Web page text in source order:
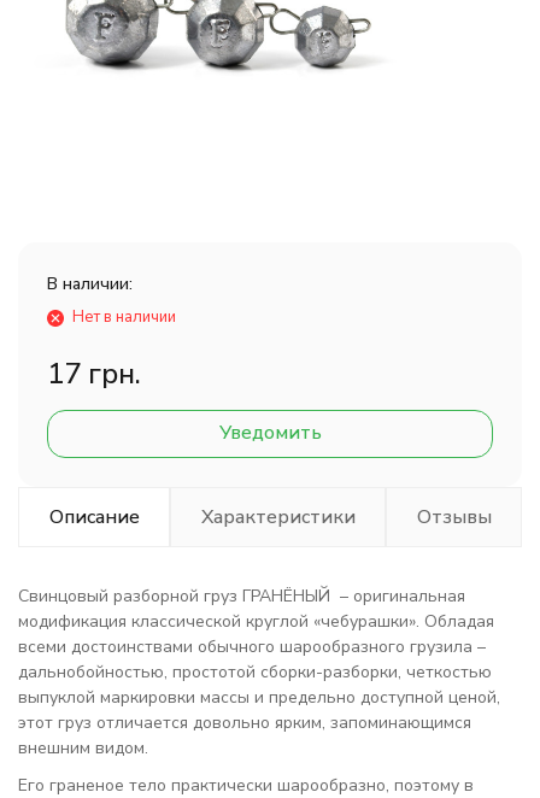
В наличии:
Нет в наличии
17 грн.
Уведомить
Описание Характеристики Отзывы
Свинцовый разборной груз ГРАНЁНЫЙ – оригинальная
модификация классической круглой «чебурашки». Обладая
всеми достоинствами обычного шарообразного грузила –
дальнобойностью, простотой сборки-разборки, четкостью
выпуклой маркировки массы и предельно доступной ценой,
этот груз отличается довольно ярким, запоминающимся
внешним видом.
Его граненое тело практически шарообразно, поэтому в